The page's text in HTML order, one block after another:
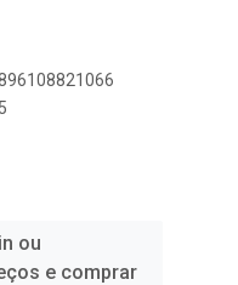
ou
e comprar